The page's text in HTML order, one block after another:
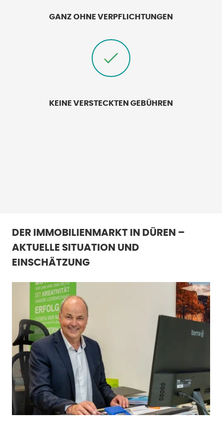
GANZ OHNE VERPFLICHTUNGEN
KEINE VERSTECKTEN GEBÜHREN
DER IMMOBILIENMARKT IN DÜREN –
AKTUELLE SITUATION UND
EINSCHÄTZUNG